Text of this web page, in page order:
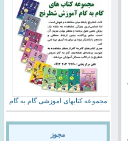
مجموعه کتابهای اموزشی گام به گام
مجوز